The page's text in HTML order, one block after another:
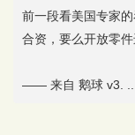
前一段看美国专家
合资，要么开放零件
—— 来自 鹅球 v3. ...